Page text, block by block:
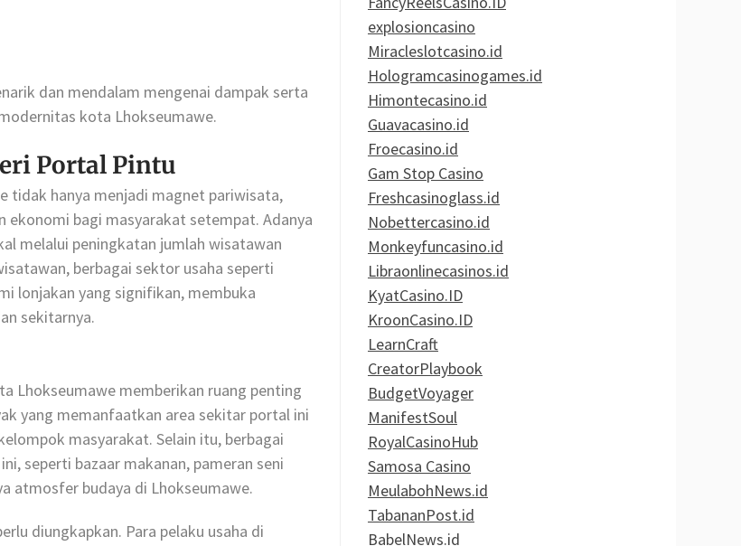
dan mendalam mengenai dampak serta
kota Lhokseumawe.
Portal Pintu
tidak hanya menjadi magnet pariwisata,
bagi masyarakat setempat. Adanya
melalui peningkatan jumlah wisatawan
berbagai sektor usaha seperti
lonjakan yang signifikan, membuka
sekitarnya.
Lhokseumawe memberikan ruang penting
yang memanfaatkan area sekitar portal ini
masyarakat. Selain itu, berbagai
seperti bazaar makanan, pameran seni
atmosfer budaya di Lhokseumawe.
diungkapkan. Para pelaku usaha di
explosioncasino
Miracleslotcasino.id
Hologramcasinogames.id
Himontecasino.id
Guavacasino.id
Froecasino.id
Gam Stop Casino
Freshcasinoglass.id
Nobettercasino.id
Monkeyfuncasino.id
Libraonlinecasinos.id
KyatCasino.ID
KroonCasino.ID
LearnCraft
CreatorPlaybook
BudgetVoyager
ManifestSoul
RoyalCasinoHub
Samosa Casino
MeulabohNews.id
TabananPost.id
BabelNews.id